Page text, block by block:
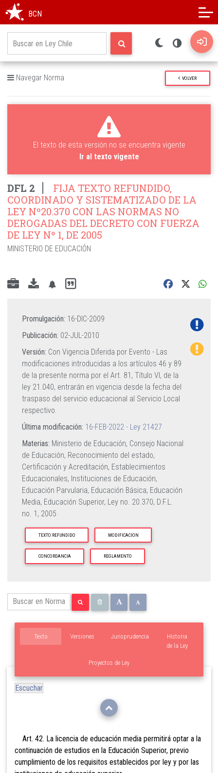
BCN
Navegar Norma VOLVER
El texto de esta versión no se encuentra vigente
Ir al texto vigente
DFL 2
FIJA TEXTO REFUNDIDO,
COORDINADO Y SISTEMATIZADO DE LA
LEY Nº20.370 CON LAS NORMAS NO
DEROGADAS DEL DECRETO CON FUERZA
DE LEY Nº 1, DE 2005
MINISTERIO DE EDUCACIÓN
Promulgación: 16-DIC-2009
Publicación: 02-JUL-2010
Versión: Con Vigencia Diferida por Evento - Las
modificaciones introducidas a los artículos 46 y 89
de la presente norma por el Art. 81, Título VI, de la
ley 21.040, entrarán en vigencia desde la fecha del
traspaso del servicio educacional al Servicio Local
respectivo.
Última modificación: 16-FEB-2022 - Ley 21427
Materias: Ministerio de Educación, Consejo Nacional
de Educación, Reconocimiento del estado,
Certificación y Acreditación, Establecimientos
Educacionales, Instituciones de Educación,
Educación Parvularia, Educación Básica, Educación
Media, Educación Superior, Ley no. 20.370, D.F.L.
no. 1, 2005
TEXTO REFUNDIDO MODIFICACION
CONCORDANCIA REGLAMENTO
Texto Versiones
Proyectos de Ley
Historia
de la Ley
Jurisprudencia
Escuchar
Art. 42. La licencia de educación media permitirá optar a la
continuación de estudios en la Educación Superior, previo
cumplimiento de los requisitos establecidos por ley y por las